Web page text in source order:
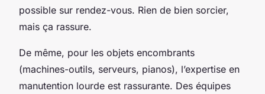
possible sur rendez-vous. Rien de bien sorcier,
mais ça rassure.
De même, pour les objets encombrants
(machines-outils, serveurs, pianos), l’expertise en
manutention lourde est rassurante. Des équipes